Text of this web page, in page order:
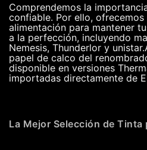
Comprendemos la
confiable. Por ello,
alimentación para mantener
a la perfección, incluyendo
Nemesis, Thunderlor y
papel de calco del
disponible en versiones
importadas directamente de
La Mejor Selección de Tinta